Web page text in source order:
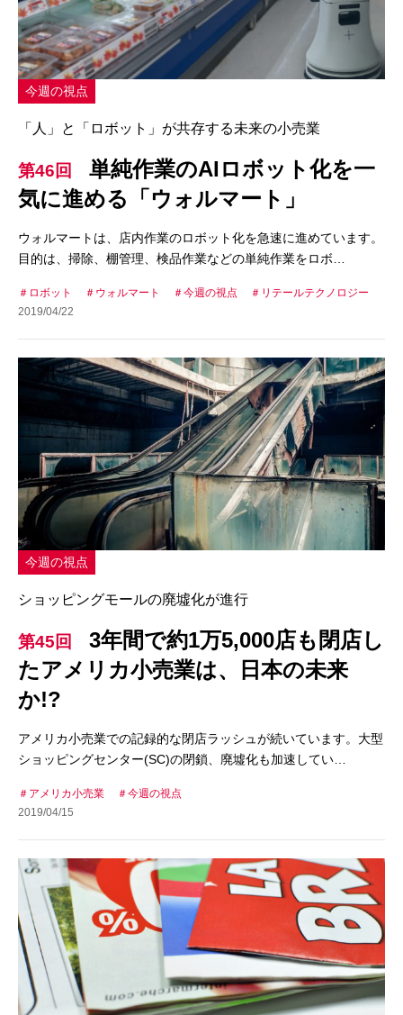
今週の視点
「人」と「ロボット」が共存する未来の小売業
第46回
単純作業のAIロボット化を一
気に進める「ウォルマート」
ウォルマートは、店内作業のロボット化を急速に進めています。
目的は、掃除、棚管理、検品作業などの単純作業をロボ…
ロボット ウォルマート 今週の視点
リテールテクノロジー
2019/04/22
今週の視点
ショッピングモールの廃墟化が進行
第45回
3年間で約1万5,000店も閉店し
たアメリカ小売業は、日本の未来
か!?
アメリカ小売業での記録的な閉店ラッシュが続いています。大型
ショッピングセンター(SC)の閉鎖、廃墟化も加速してい…
アメリカ小売業
今週の視点
2019/04/15